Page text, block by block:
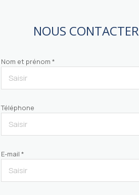
NOUS CONTACTER
Nom et prénom *
Téléphone
E-mail *